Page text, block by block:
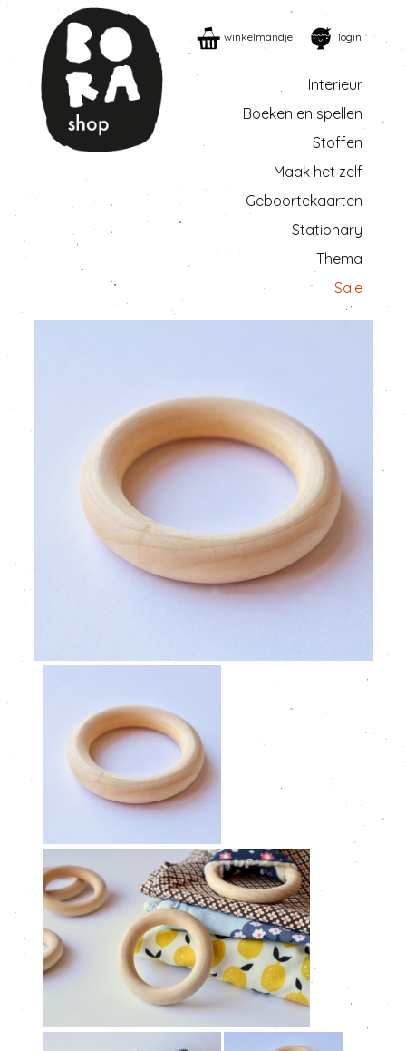
winkelmandje login
Interieur
Boeken en spellen
Stoffen
Maak het zelf
Geboortekaarten
Stationary
Thema
Sale